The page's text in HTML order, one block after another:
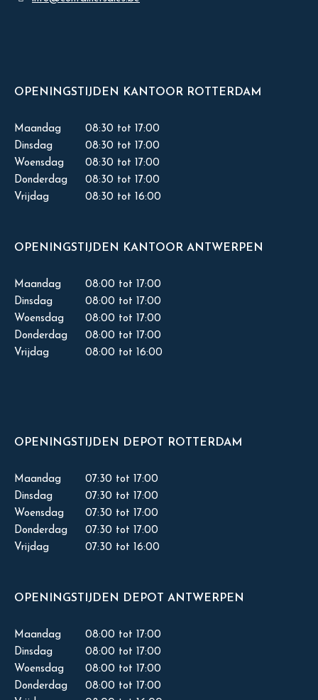
OPENINGSTIJDEN KANTOOR ROTTERDAM
Maandag
08:30 tot 17:00
Dinsdag
08:30 tot 17:00
Woensdag
08:30 tot 17:00
Donderdag
08:30 tot 17:00
Vrijdag
08:30 tot 16:00
OPENINGSTIJDEN KANTOOR ANTWERPEN
Maandag
08:00 tot 17:00
Dinsdag
08:00 tot 17:00
Woensdag
08:00 tot 17:00
Donderdag
08:00 tot 17:00
Vrijdag
08:00 tot 16:00
OPENINGSTIJDEN DEPOT ROTTERDAM
Maandag
07:30 tot 17:00
Dinsdag
07:30 tot 17:00
Woensdag
07:30 tot 17:00
Donderdag
07:30 tot 17:00
Vrijdag
07:30 tot 16:00
OPENINGSTIJDEN DEPOT ANTWERPEN
Maandag
08:00 tot 17:00
Dinsdag
08:00 tot 17:00
Woensdag
08:00 tot 17:00
Donderdag
08:00 tot 17:00